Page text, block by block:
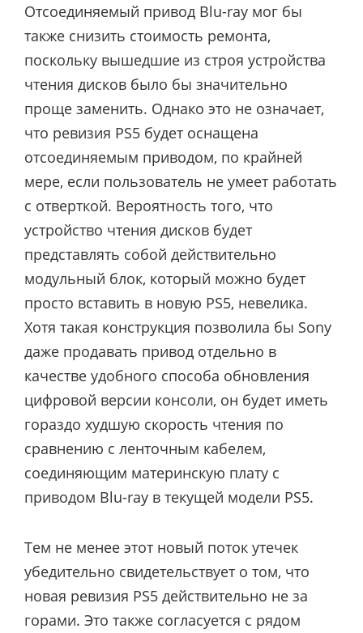
Отсоединяемый привод Blu-ray мог бы
также снизить стоимость ремонта,
поскольку вышедшие из строя устройства
чтения дисков было бы значительно
проще заменить. Однако это не означает,
что ревизия PS5 будет оснащена
отсоединяемым приводом, по крайней
мере, если пользователь не умеет работать
с отверткой. Вероятность того, что
устройство чтения дисков будет
представлять собой действительно
модульный блок, который можно будет
просто вставить в новую PS5, невелика.
Хотя такая конструкция позволила бы Sony
даже продавать привод отдельно в
качестве удобного способа обновления
цифровой версии консоли, он будет иметь
гораздо худшую скорость чтения по
сравнению с ленточным кабелем,
соединяющим материнскую плату с
приводом Blu-ray в текущей модели PS5.
Тем не менее этот новый поток утечек
убедительно свидетельствует о том, что
новая ревизия PS5 действительно не за
горами. Это также согласуется с рядом